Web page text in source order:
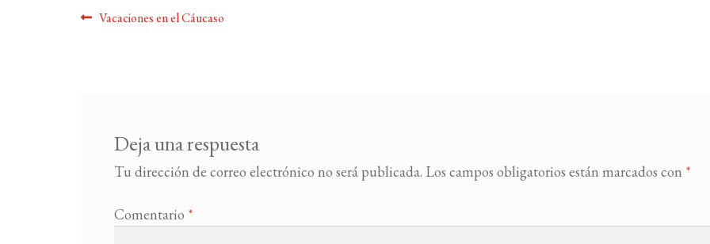
Navegación
Anterior:
Vacaciones en el Cáucaso
Deja una respuesta
Tu dirección de correo electrónico no será publicada. Los campos obligatorios están marcados con *
Comentario *